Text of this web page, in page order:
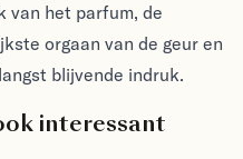
van het parfum, de
orgaan van de geur en
blijvende indruk.
interessant